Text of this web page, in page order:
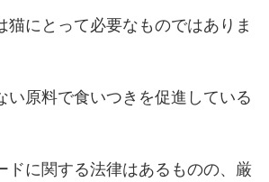
猫にとって必要なものではありま
い原料で食いつきを促進している
ドに関する法律はあるものの、厳